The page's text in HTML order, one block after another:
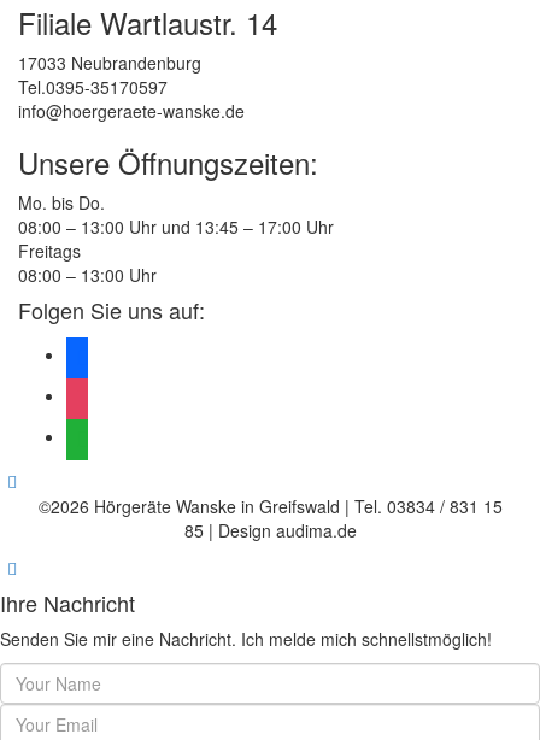
Filiale Wartlaustr. 14
17033 Neubrandenburg
Tel.0395-35170597
info@hoergeraete-wanske.de
Unsere Öffnungszeiten:
Mo. bis Do.
08:00 – 13:00 Uhr und 13:45 – 17:00 Uhr
Freitags
08:00 – 13:00 Uhr
Folgen Sie uns auf:
facebook
instagram
whatsapp
©2026 Hörgeräte Wanske in Greifswald | Tel. 03834 / 831 15
85 | Design audima.de
Ihre Nachricht
Senden Sie mir eine Nachricht. Ich melde mich schnellstmöglich!